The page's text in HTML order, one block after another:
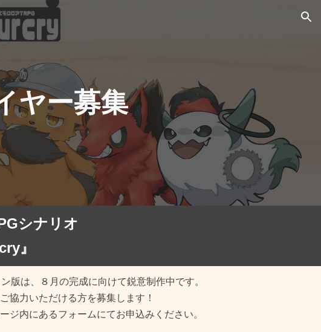
to navigation
ヤー募集
シナリオ
』
版は、８月の完成に向けて鋭意制作中です。
協力いただける方を募集します！
ジ内にあるフォームにてお申込みください。